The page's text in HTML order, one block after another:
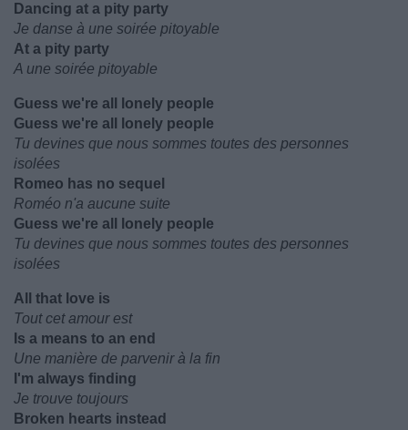
Dancing at a pity party
Je danse à une soirée pitoyable
At a pity party
A une soirée pitoyable
Guess we're all lonely people
Guess we're all lonely people
Tu devines que nous sommes toutes des personnes
isolées
Romeo has no sequel
Roméo n'a aucune suite
Guess we're all lonely people
Tu devines que nous sommes toutes des personnes
isolées
All that love is
Tout cet amour est
Is a means to an end
Une manière de parvenir à la fin
I'm always finding
Je trouve toujours
Broken hearts instead